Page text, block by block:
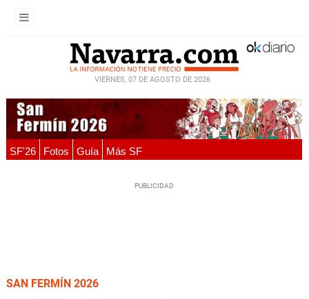
VIERNES, 07 DE AGOSTO DE 2026
SF'26 Fotos Guía Más SF
SAN FERMÍN 2026